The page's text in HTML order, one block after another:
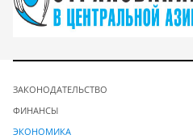
ЗАКОНОДАТЕЛЬСТВО
ФИНАНСЫ
ЭКОНОМИКА